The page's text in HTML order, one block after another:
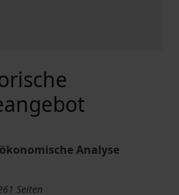
Analyse
Seiten